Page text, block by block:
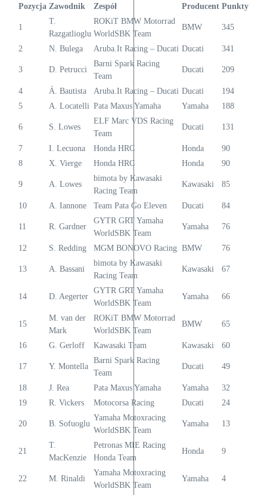
Pozycja Zawodnik Zespół Producent Punkty
1
T.
Razgatlioglu
ROKiT BMW Motorrad
WorldSBK Team
BMW 345
2 N. Bulega Aruba.It Racing – Ducati Ducati 341
3 D. Petrucci
Barni Spark Racing
Team
Ducati 209
4 Á. Bautista Aruba.It Racing – Ducati Ducati
194
5
A. Locatelli Pata Maxus Yamaha Yamaha 188
6 S. Lowes
ELF Marc VDS Racing
Team
Ducati 131
7 I. Lecuona Honda HRC Honda
90
8
X. Vierge Honda HRC Honda 90
9 A. Lowes
bimota by Kawasaki
Racing Team
Kawasaki 85
10 A. Iannone Team Pata Go Eleven Ducati 84
11 R. Gardner
GYTR GRT Yamaha
WorldSBK Team
Yamaha 76
12 S. Redding MGM BONOVO Racing BMW 76
13 A. Bassani
bimota by Kawasaki
Racing Team
Kawasaki 67
14 D. Aegerter
GYTR GRT Yamaha
WorldSBK Team
Yamaha 66
15
M. van der
Mark
ROKiT BMW Motorrad
WorldSBK Team
BMW 65
16 G. Gerloff Kawasaki Team Kawasaki 60
17 Y. Montella
Barni Spark Racing
Team
Ducati 49
18 J. Rea Pata Maxus Yamaha Yamaha
32
19
R. Vickers Motocorsa Racing Ducati 24
20 B. Sofuoglu
Yamaha Motoxracing
WorldSBK Team
Yamaha 13
21
T.
MacKenzie
Petronas MIE Racing
Honda Team
Honda 9
22 M. Rinaldi
Yamaha Motoxracing
WorldSBK Team
Yamaha 4